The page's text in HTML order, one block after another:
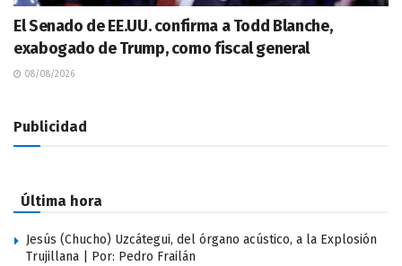
El Senado de EE.UU. confirma a Todd Blanche,
exabogado de Trump, como fiscal general
08/08/2026
Publicidad
Última hora
Jesús (Chucho) Uzcátegui, del órgano acústico, a la Explosión
Trujillana | Por: Pedro Frailán